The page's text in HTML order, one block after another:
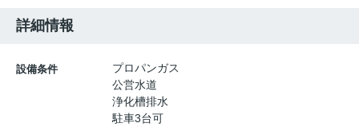
詳細情報
設備条件
プロパンガス
公営水道
浄化槽排水
駐車3台可